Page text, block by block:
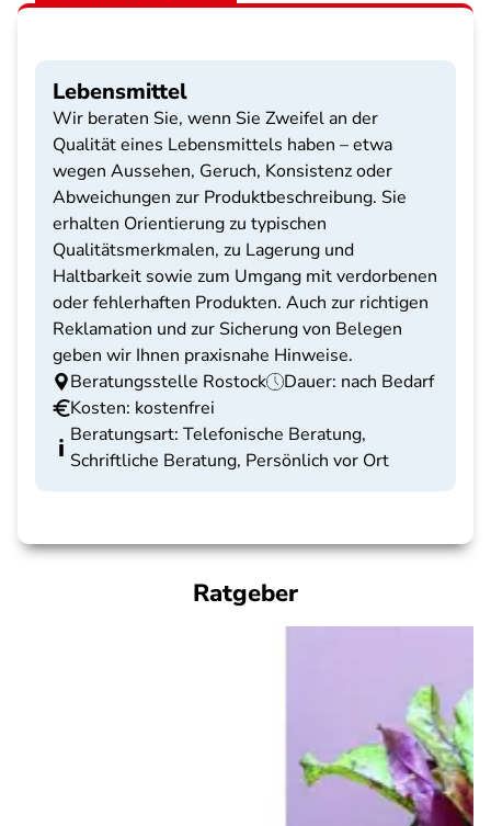
Lebensmittel
Wir beraten Sie, wenn Sie Zweifel an der
Qualität eines Lebensmittels haben – etwa
wegen Aussehen, Geruch, Konsistenz oder
Abweichungen zur Produktbeschreibung. Sie
erhalten Orientierung zu typischen
Qualitätsmerkmalen, zu Lagerung und
Haltbarkeit sowie zum Umgang mit verdorbenen
oder fehlerhaften Produkten. Auch zur richtigen
Reklamation und zur Sicherung von Belegen
geben wir Ihnen praxisnahe Hinweise.
Beratungsstelle Rostock
Dauer: nach Bedarf
Kosten: kostenfrei
Beratungsart: Telefonische Beratung,
Schriftliche Beratung, Persönlich vor Ort
Ratgeber